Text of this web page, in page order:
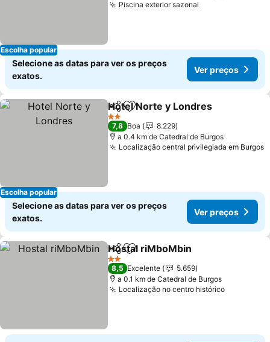
Escolha popular
Piscina exterior sazonal
Selecione as datas para ver os preços
exatos.
Ver preços
Escolha popular
PartilharAdicionar aos favoritos
Hotel Norte y Londres
2 Estrelas
7,8 Boa
8.229
a 0.4 km de Catedral de Burgos
Localização central privilegiada em Burgos
Selecione as datas para ver os preços
exatos.
Ver preços
PartilharAdicionar aos favoritos
Hostal riMboMbin
2 Estrelas
8,5 Excelente
5.659
a 0.1 km de Catedral de Burgos
Localização no centro históricoVer